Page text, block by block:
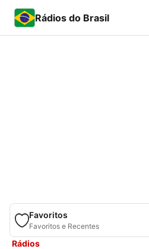
Rádios do Brasil
Favoritos
Favoritos e Recentes
Rádios